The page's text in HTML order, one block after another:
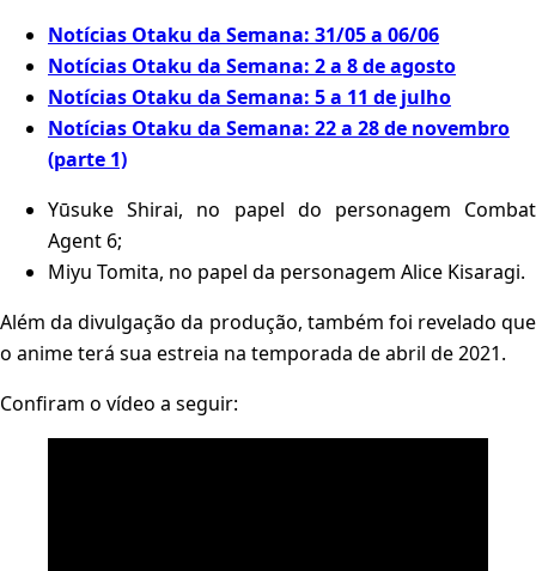
Notícias Otaku da Semana: 31/05 a 06/06
Notícias Otaku da Semana: 2 a 8 de agosto
Notícias Otaku da Semana: 5 a 11 de julho
Notícias Otaku da Semana: 22 a 28 de novembro
(parte 1)
Yūsuke Shirai, no papel do personagem Combat
Agent 6;
Miyu Tomita, no papel da personagem Alice Kisaragi.
Além da divulgação da produção, também foi revelado que
o anime terá sua estreia na temporada de abril de 2021.
Confiram o vídeo a seguir: